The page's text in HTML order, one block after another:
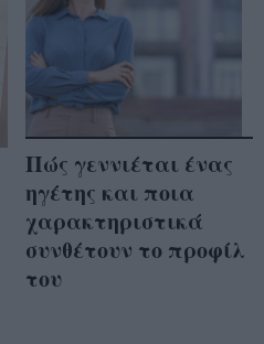
Πώς γεννιέται ένας
ηγέτης και ποια
χαρακτηριστικά
συνθέτουν το προφίλ
του